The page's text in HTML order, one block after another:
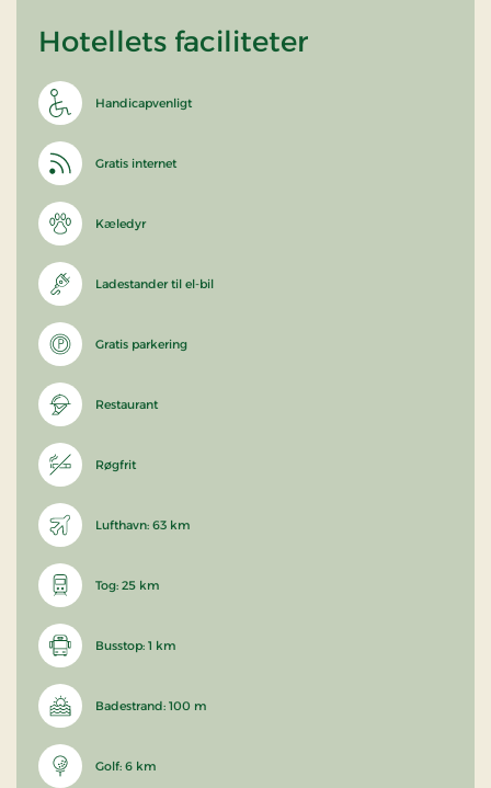
Hotellets faciliteter
Handicapvenligt
Gratis internet
Kæledyr
Ladestander til el-bil
Gratis parkering
Restaurant
Røgfrit
Lufthavn: 63 km
Tog: 25 km
Busstop: 1 km
Badestrand: 100 m
Golf: 6 km